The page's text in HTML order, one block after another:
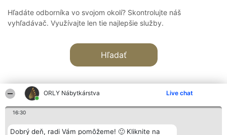
ORLY Nábytkárstva Live chat
16:30
Dobrý deň, radi Vám pomôžeme! 🙂 Kliknite na
Hľadáte odborníka vo svojom okolí? Skontrolujte náš
vyhľadávač. Využívajte len tie najlepšie služby.
Hľadať
Organizátor hodnotenia Hodnotenie Kontakt